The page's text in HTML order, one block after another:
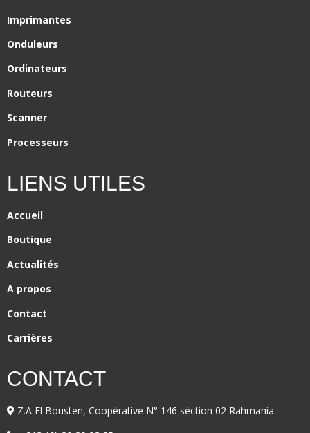
Imprimantes
Onduleurs
Ordinateurs
Routeurs
Scanner
Processeurs
LIENS UTILES
Accueil
Boutique
Actualités
A propos
Contact
Carrières
CONTACT
Z.A El Bousten, Coopérative N° 146 séction 02 Rahmania.